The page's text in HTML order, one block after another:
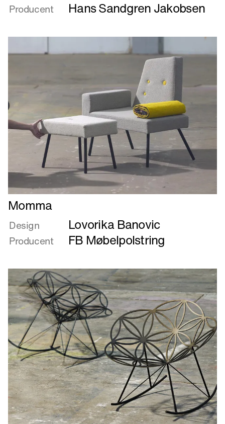
Memo
Producent Hans Sandgren Jakobsen
Læs
mere
om
Momma
Momma
Design Lovorika Banovic
Producent FB Møbelpolstring